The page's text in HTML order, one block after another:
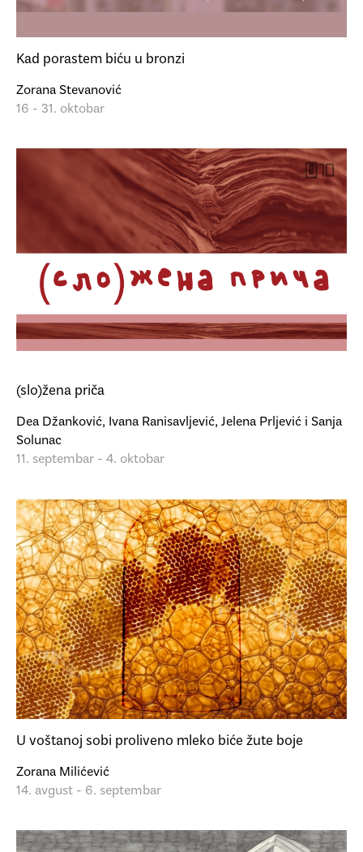
Kad porastem biću u bronzi
Zorana Stevanović
16 - 31. oktobar
(slo)žena priča
Dea Džanković, Ivana Ranisavljević, Jelena Prljević i Sanja
Solunac
11. septembar - 4. oktobar
U voštanoj sobi proliveno mleko biće žute boje
Zorana Milićević
14. avgust - 6. septembar